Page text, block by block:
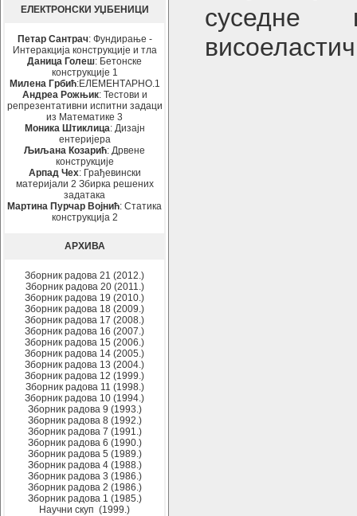
ЕЛЕКТРОНСКИ УЏБЕНИЦИ
Петар Сантрач: Фундирање -
Интеракција конструкције и тла
Даница Голеш: Бетонске
конструкције 1
Милена Грбић:ЕЛЕМЕНТАРНО.1
Андреа Рожњик: Тестови и
репрезентативни испитни задаци
из Математике 3
Моника Штиклица: Дизајн
ентеријера
Љиљана Козарић: Дрвене
конструкције
Арпад Чех: Грађевински
материјали 2 Збирка решених
задатака
Мартина Пурчар Војнић: Статика
конструкција 2
АРХИВА
Зборник радова 21 (2012.)
Зборник радова 20 (2011.)
Зборник радова 19 (2010.)
Зборник радова 18 (2009.)
Зборник радова 17 (2008.)
Зборник радова 16 (2007.)
Зборник радова 15 (2006.)
Зборник радова 14 (2005.)
Зборник радова 13 (2004.)
Зборник радова 12 (1999.)
Зборник радова 11 (1998.)
Зборник радова 10 (1994.)
Зборник радова 9 (1993.)
Зборник радова 8 (1992.)
Зборник радова 7 (1991.)
Зборник радова 6 (1990.)
Зборник радова 5 (1989.)
Зборник радова 4 (1988.)
Зборник радова 3 (1986.)
Зборник радова 2 (1986.)
Зборник радова 1 (1985.)
Научни скуп (1999.)
суседне